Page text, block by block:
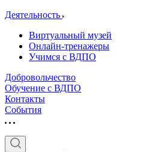
Деятельность
Виртуальный музей
Онлайн-тренажеры
Учимся с ВДПО
Добровольчество
Обучение с ВДПО
Контакты
События